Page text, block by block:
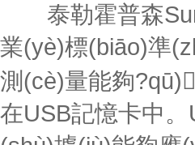
泰勒霍普森
業(yè)標(biāo)準
測(cè)量能夠
在USB記憶卡中